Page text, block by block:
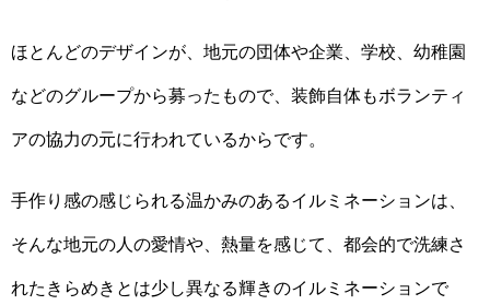
ほとんどのデザインが、地元の団体や企業、学校、幼稚園
などのグループから募ったもので、装飾自体もボランティ
アの協力の元に行われているからです。
手作り感の感じられる温かみのあるイルミネーションは、
そんな地元の人の愛情や、熱量を感じて、都会的で洗練さ
れたきらめきとは少し異なる輝きのイルミネーションで